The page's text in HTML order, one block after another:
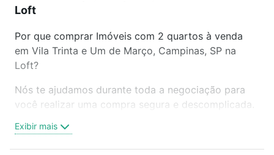
Loft
Por que comprar Imóveis com 2 quartos à venda
em Vila Trinta e Um de Março, Campinas, SP na
Loft?
Nós te ajudamos durante toda a negociação para
você realizar uma compra segura e descomplicada.
trabalho e do metrô, aqui você vai encontrar a
oferta ideal de Imóveis com 2 quartos à venda em
Exibir mais